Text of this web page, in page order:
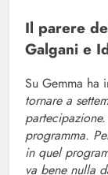
Il parere
Galgani e
Su Gemma ha
tornare a
programma.
in quel
va bene nulla